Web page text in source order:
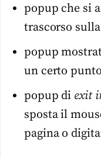
popup che si
trascorso
popup
un certo
popup di exit
sposta il
pagina o